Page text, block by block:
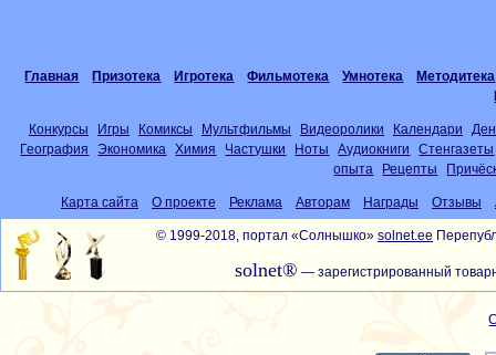
Главная Призотека Игротека Фильмотека Умнотека
Методитека
Конкурсы Игры Комиксы Мультфильмы Видеоролики Календари
География
Экономика Химия Частушки Ноты Аудиокниги
Стенгазеты
опыта
Рецепты
Карта сайта О проекте Реклама Авторам Награды Отзывы
© 1999-2018, портал «Солнышко» solnet.ee
solnet® — зарегистрированный